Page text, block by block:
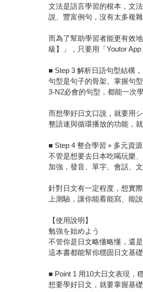
文法是語言學習的根本，文
說、豐富例句，沒有太多複
而為了幫助學習者能更有效
級】」，只要用「Youtor
■ Step 3 解析日語句型結構
句型是句子的骨架。掌握句
3-N2必會的句型，都能一次學
而想學好日文口說，就要用
整語速與循環播放的功能，
■ Step 4 整合學習＋多元資
不管是想要去日本吃喝玩樂
加強，發音、單字、會話、文
針對日文有一定程度，想實
上測驗，讓你能看能寫、能
【使用說明】
勉強を始めよう
不管你是日文略懂略懂，還
這本書都能幫你穩固日文基
■ Point 1 用10大日文表現，
想要學好日文，就要掌握基